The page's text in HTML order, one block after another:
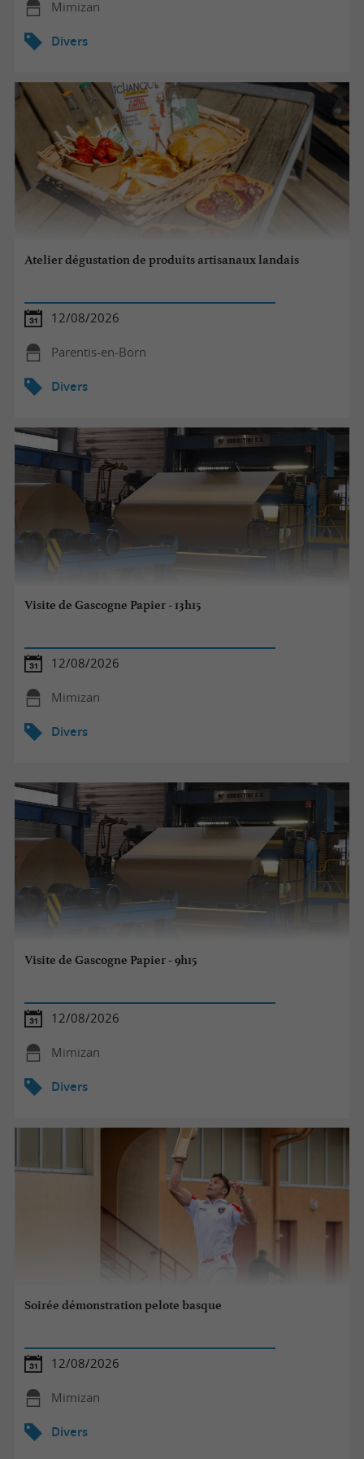
Mimizan
Divers
Atelier dégustation de produits artisanaux landais
12/08/2026
Parentis-en-Born
Divers
Visite de Gascogne Papier - 13h15
12/08/2026
Mimizan
Divers
Visite de Gascogne Papier - 9h15
12/08/2026
Mimizan
Divers
Soirée démonstration pelote basque
12/08/2026
Mimizan
Divers